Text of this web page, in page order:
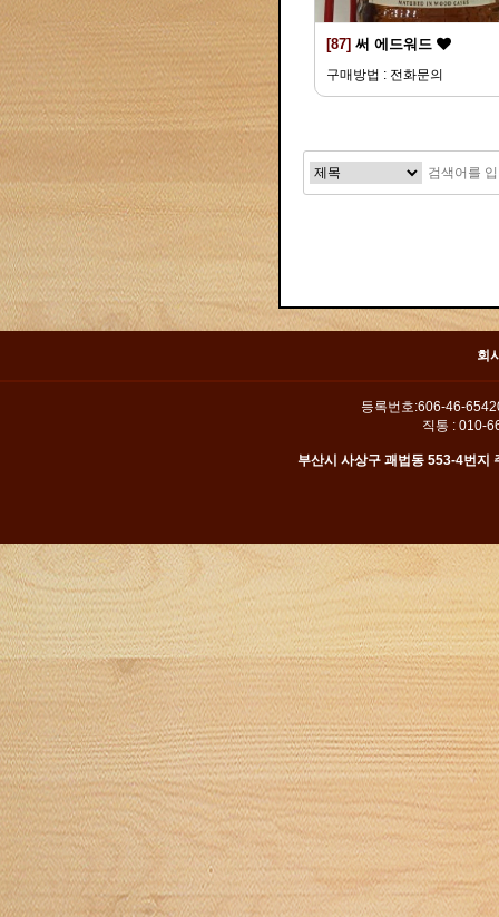
[87] 써 에드워드
구매방법 : 전화문의
회
등록번호:606-46-
직통 : 010-
부산시 사상구 괘법동 553-4번지